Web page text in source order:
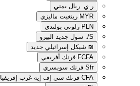
ر.ي.‏ ريال يمني
MYR رينغيت ماليزي
PLN زلوتي بولندي
S/.
سول جديد البيرو
₪ شيكل إسرائيلي جديد
FCFA فرنك أفريقي
Sfr فرنك سويسري
CFA فرنك سي إف إيه غرب إفريقيا